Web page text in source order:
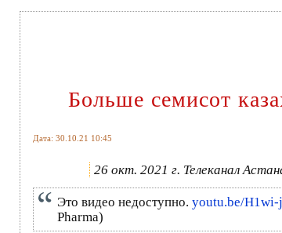
Больше семисот
Дата: 30.10.21 10:45
26 окт. 2021 г. Телеканал
Это видео недоступно. youtu.be/H1wi-
Pharma)